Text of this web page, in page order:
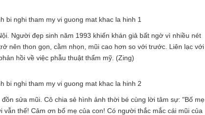
Người đẹp sinh năm 1993 khiến khán giả bất ngờ vì nhiều nét
nên thon gọn, cằm nhọn, mũi cao hơn so với trước. Liên lạc với
hồi về việc phẫu thuật thẩm mỹ. (Zing)
sửa mũi. Cô chia sẻ hình ảnh thời bé cùng lời tâm sự: "Bố mẹ
thế! Cảm ơn bố mẹ của con! Có người thắc mắc cái mũi của